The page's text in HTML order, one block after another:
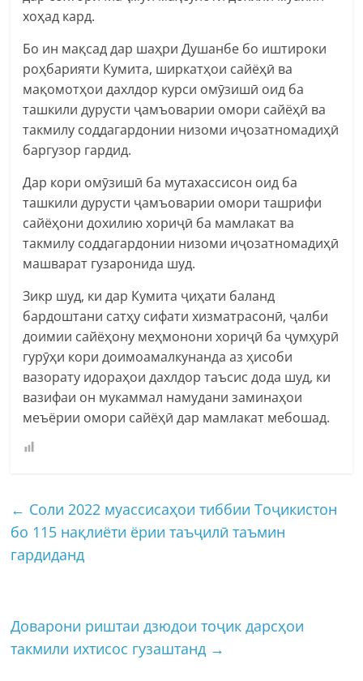
хоҳад кард.
Бо ин мақсад дар шаҳри Душанбе бо иштироки
роҳбарияти Кумита, ширкатҳои сайёҳӣ ва
мақомотҳои дахлдор курси омӯзишӣ оид ба
ташкили дурусти ҷамъоварии омори сайёҳӣ ва
такмилу соддагардонии низоми иҷозатномадиҳӣ
баргузор гардид.
Дар кори омӯзишӣ ба мутахассисон оид ба
ташкили дурусти ҷамъоварии омори ташрифи
сайёҳони дохилию хориҷӣ ба мамлакат ва
такмилу соддагардонии низоми иҷозатномадиҳӣ
машварат гузаронида шуд.
Зикр шуд, ки дар Кумита ҷиҳати баланд
бардоштани сатҳу сифати хизматрасонӣ, ҷалби
доимии сайёҳону меҳмонони хориҷӣ ба ҷумҳурӣ
гурӯҳи кори доимоамалкунанда аз ҳисоби
вазорату идораҳои дахлдор таъсис дода шуд, ки
вазифаи он мукаммал намудани заминаҳои
меъёрии омори сайёҳӣ дар мамлакат мебошад.
← Соли 2022 муассисаҳои тиббии Тоҷикистон
бо 115 нақлиёти ёрии таъҷилӣ таъмин
гардиданд
Доварони риштаи дзюдои тоҷик дарсҳои
такмили ихтисос гузаштанд →